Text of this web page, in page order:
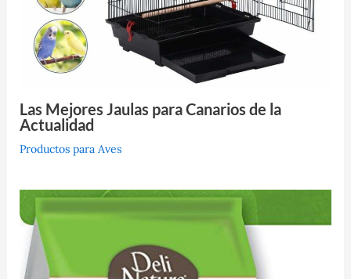
Las Mejores Jaulas para Canarios de la
Actualidad
Productos para Aves